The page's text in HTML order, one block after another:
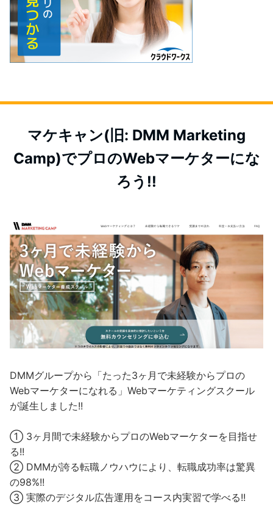
マケキャン(旧: DMM Marketing
Camp)でプロのWebマーケターにな
ろう!!
DMMグループから「たった3ヶ月で未経験からプロの
Webマーケターになれる」Webマーケティングスクール
が誕生しました!!
① 3ヶ月間で未経験からプロのWebマーケターを目指せ
る!!
② DMMが誇る転職ノウハウにより、転職成功率は驚異
の98%!!
③ 実際のデジタル広告運用をコース内実習で学べる!!